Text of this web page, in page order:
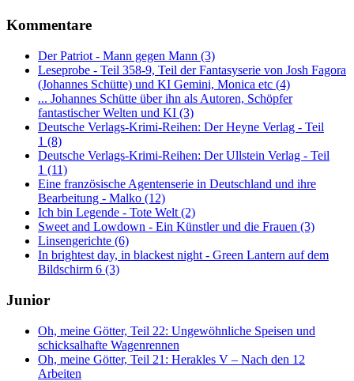
Kommentare
Der Patriot - Mann gegen Mann (3)
Leseprobe - Teil 358-9, Teil der Fantasyserie von Josh Fagora
(Johannes Schütte) und KI Gemini, Monica etc (4)
... Johannes Schütte über ihn als Autoren, Schöpfer
fantastischer Welten und KI (3)
Deutsche Verlags-Krimi-Reihen: Der Heyne Verlag - Teil
1 (8)
Deutsche Verlags-Krimi-Reihen: Der Ullstein Verlag - Teil
1 (11)
Eine französische Agentenserie in Deutschland und ihre
Bearbeitung - Malko (12)
Ich bin Legende - Tote Welt (2)
Sweet and Lowdown - Ein Künstler und die Frauen (3)
Linsengerichte (6)
In brightest day, in blackest night - Green Lantern auf dem
Bildschirm 6 (3)
Junior
Oh, meine Götter, Teil 22: Ungewöhnliche Speisen und
schicksalhafte Wagenrennen
Oh, meine Götter, Teil 21: Herakles V – Nach den 12
Arbeiten